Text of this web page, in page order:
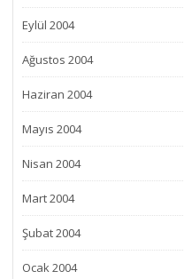
Eylül 2004
Ağustos 2004
Haziran 2004
Mayıs 2004
Nisan 2004
Mart 2004
Şubat 2004
Ocak 2004